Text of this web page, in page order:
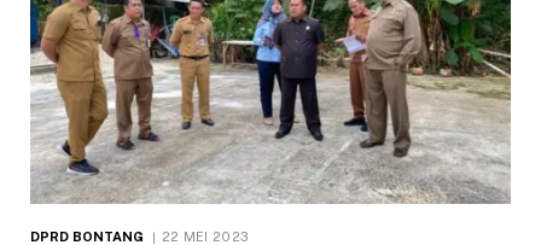
DPRD BONTANG 22 MEI 2023